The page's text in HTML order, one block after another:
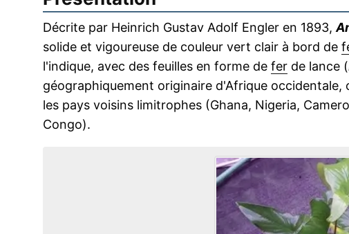
Décrite par Heinrich Gustav Adolf Engler en 1893,
solide et vigoureuse de couleur vert clair à bord de
l'indique, avec des feuilles en forme de fer de lance (
géographiquement originaire d'Afrique occidentale,
les pays voisins limitrophes (Ghana, Nigeria,
Congo).